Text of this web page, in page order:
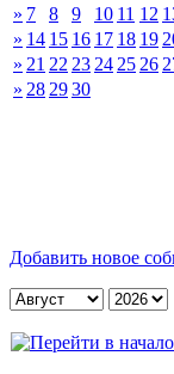
» 7 8 9 10 11 12
» 14 15 16 17 18 19
» 21 22 23 24 25 26
» 28 2930
Добавить новое